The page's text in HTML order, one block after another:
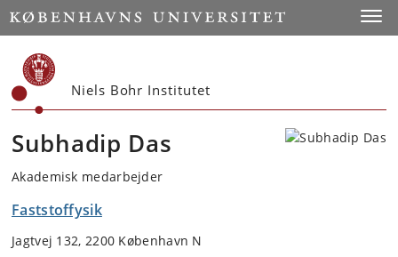
Start
Niels Bohr Institutet
Subhadip Das
Akademisk medarbejder
Faststoffysik
Jagtvej 132, 2200 København N